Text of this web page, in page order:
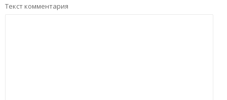
Текст комментария